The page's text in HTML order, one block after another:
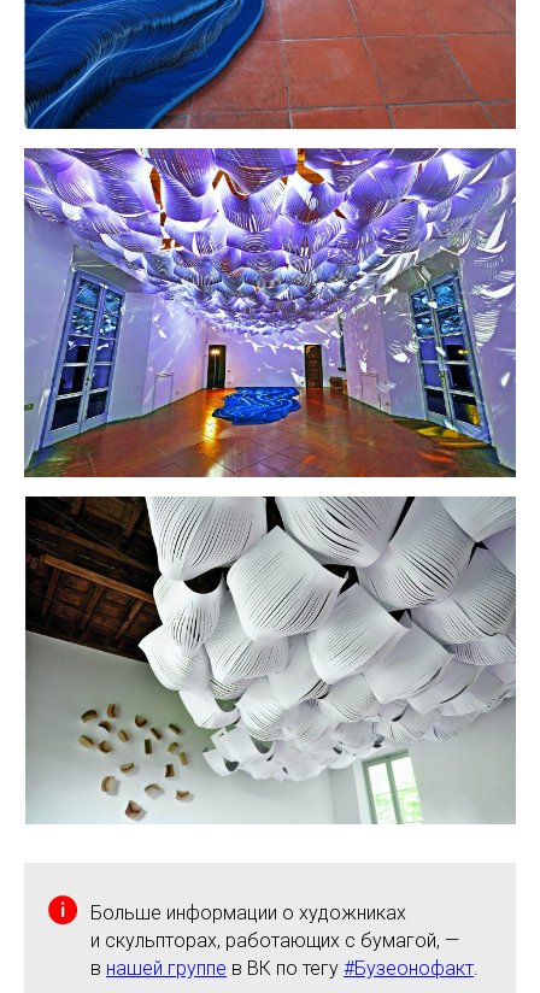
Больше информации о художниках
и скульпторах, работающих с бумагой, —
в нашей группе в ВК по тегу #Бузеонофакт.